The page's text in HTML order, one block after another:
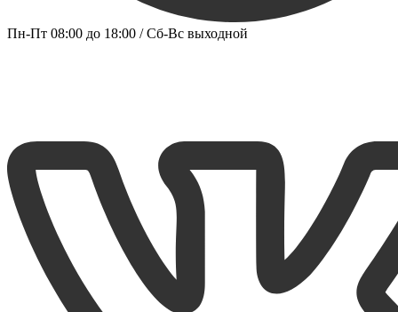
Пн-Пт 08:00 до 18:00 / Сб-Вс выходной